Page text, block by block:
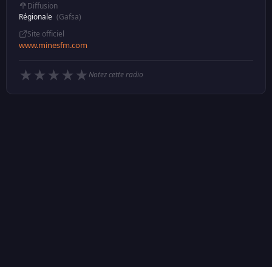
Diffusion
Régionale (Gafsa)
Site officiel
www.minesfm.com
★ ★ ★ ★ ★Notez cette radio